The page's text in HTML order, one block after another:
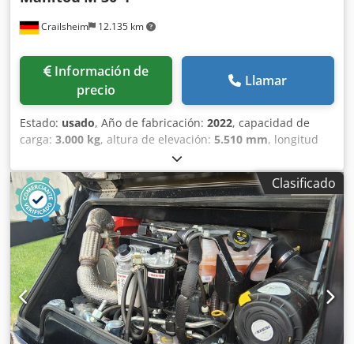
Crailsheim 12.135 km
Información de
precio
Llamar
Estado: usado, Año de fabricación: 2022, capacidad de
carga: 3.000 kg, altura de elevación: 5.510 mm, longitud
, Carretilla elevadora todoterreno Manitou
M 30-4 Motor: diésel Año de fabricación: 2022 Dkodpfxjztf
Sio Aiior Altura de elevación (mm): 5.510 Capacidad de
carga (kg): 3.000
Clasificado